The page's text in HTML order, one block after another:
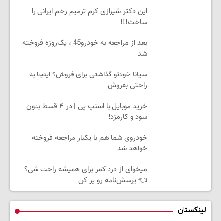
این دکتر شیرازی کرم ترمیم زخم ایرانی را
ساخت!!!
بعد از مراجعه به خودرو45 ، یک‌روزه فروخته
شد
سیانا خودتو گذاشتی برای فروش؟ اینجا به
راحتی بفروش
خرید موبایل با اسنپ پی | در ۴ قسط بدون
سود و کارمزد!
خودروی شما هم با یکبار مراجعه فروخته
خواهد شد
میخوای از درد کمر برای همیشه راحت شی؟
👈 پرسش‌نامه رو پر کن
لینکستان